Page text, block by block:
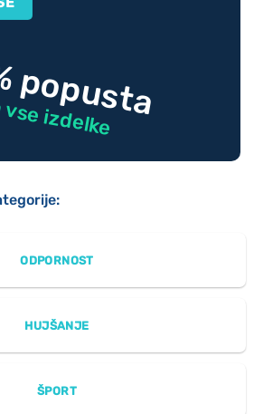
popusta
izdelke
ODPORNOST
HUJŠANJE
ŠPORT